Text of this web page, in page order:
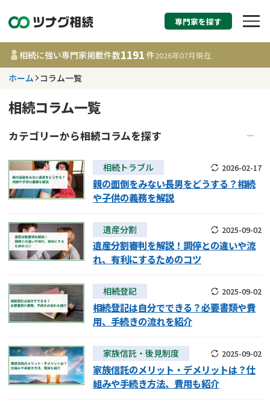
相続税申告・相続手
す
事務所
相談内容で探す
相続登記
相続手続き
贈与税
コラム
遺言
不動産の相続
専門家を探す
相続に強い専門家掲載件数1191 件2026年07月現在
ホーム コラム一覧
相続コラム一覧
カテゴリーから相続コラムを探す
相続手続き
相続放棄
遺言
生前贈与
家族信託・後見制度
不動産の相続
相続税・相続税申告
相続登記
相続トラブル
調査・アンケート
死後手続き
相続トラブル 2026-02-17
親の面倒をみない長男をどうする？相続
や子供の義務を解説
遺産分割 2025-09-02
遺産分割審判を解説！調停との違いや流
れ、有利にするためのコツ
相続登記 2025-09-02
相続登記は自分でできる？必要書類や費
用、手続きの流れを紹介
家族信託・後見制度 2025-09-02
家族信託のメリット・デメリットは？仕
組みや手続き方法、費用も紹介